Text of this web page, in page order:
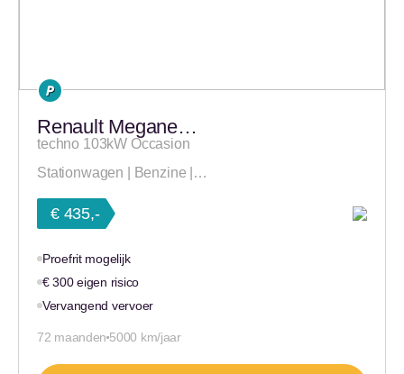
Renault Megane…
techno 103kW Occasion
Stationwagen | Benzine |…
€ 435,-
Proefrit mogelijk
€ 300 eigen risico
Vervangend vervoer
72 maanden 5000 km/jaar